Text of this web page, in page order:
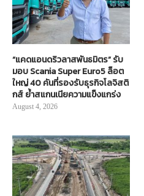
“แคดแอนดริวลาสพันธมิตร” รับ
มอบ Scania Super Euro5 ล็อต
ใหญ่ 40 คันที่รองรับธุรกิจโลจิสติ
กส์ ย้ำสแกนเนียความแข็งแกร่ง
August 4, 2026